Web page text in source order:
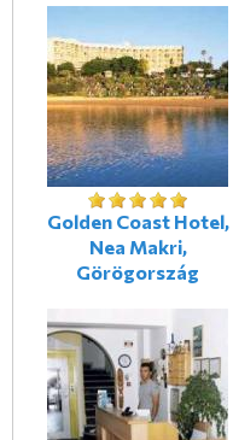
Golden Coast Hotel,
Nea Makri,
Görögország